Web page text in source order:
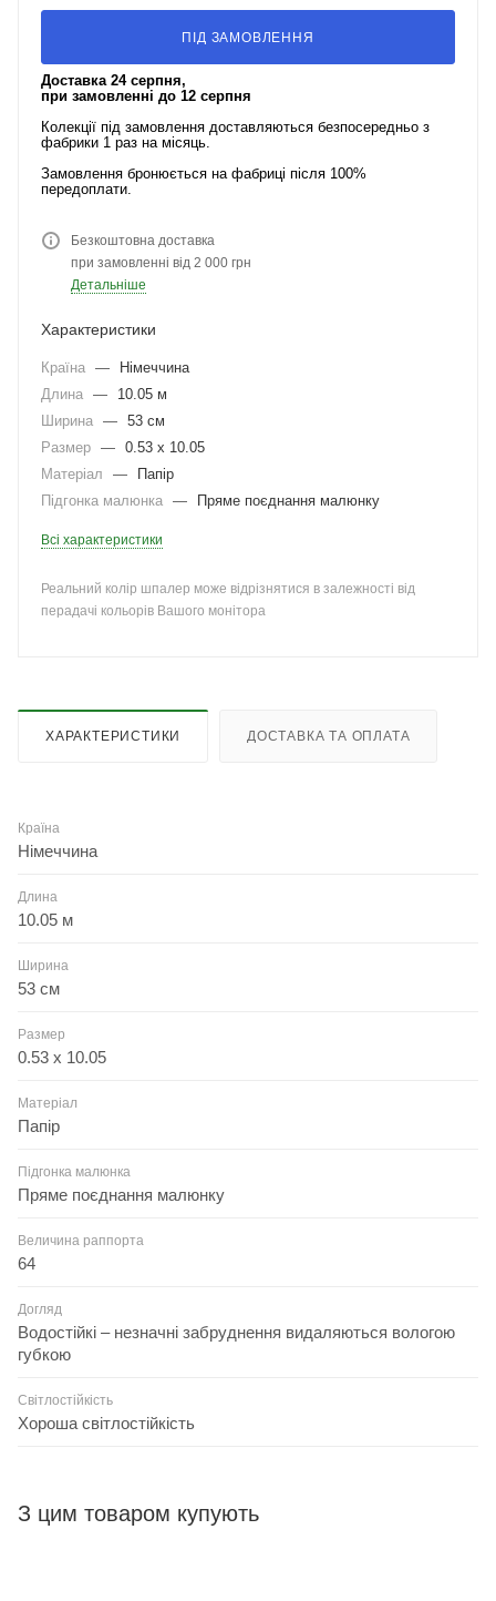
ПІД ЗАМОВЛЕННЯ
Доставка 24 серпня,
при замовленні до 12 серпня
Колекції під замовлення доставляються безпосередньо з
фабрики 1 раз на місяць.
Замовлення бронюється на фабриці після 100%
передоплати.
Безкоштовна доставка
при замовленні від 2 000 грн
Детальніше
Характеристики
Країна —
Німеччина
Длина —
10.05 м
Ширина — 53 см
Размер — 0.53 x 10.05
Матеріал
—
Папір
Підгонка малюнка — Пряме поєднання малюнку
Всі характеристики
Реальний колір шпалер може відрізнятися в залежності від
перадачі кольорів Вашого монітора
ХАРАКТЕРИСТИКИ ДОСТАВКА ТА ОПЛАТА
Країна
Німеччина
Длина
10.05 м
Ширина
53 см
Размер
0.53 x 10.05
Матеріал
Папір
Підгонка малюнка
Пряме поєднання малюнку
Величина раппорта
64
Догляд
Водостійкі – незначні забруднення видаляються вологою
губкою
Світлостійкість
Хороша світлостійкість
З цим товаром купують